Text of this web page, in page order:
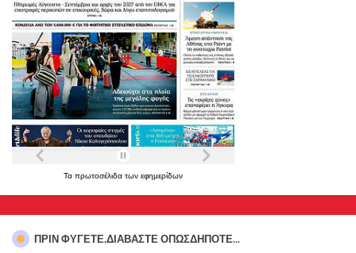
Τα πρωτοσέλιδα των εφημερίδων
ΠΡΊΝ ΦΎΓΕΤΕ,ΔΙΑΒΆΣΤΕ ΟΠΩΣΔΉΠΟΤΕ...